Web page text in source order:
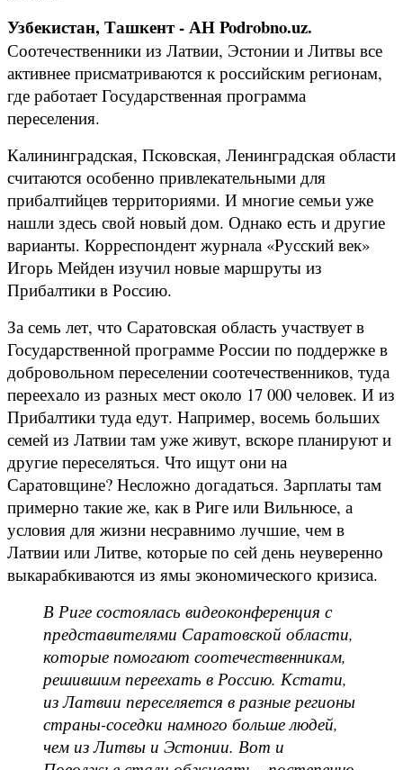
Узбекистан, Ташкент - АН Podrobno.uz.
Соотечественники из Латвии, Эстонии и Литвы все
активнее присматриваются к российским регионам,
где работает Государственная программа
переселения.
Калининградская, Псковская, Ленинградская области
считаются особенно привлекательными для
прибалтийцев территориями. И многие семьи уже
нашли здесь свой новый дом. Однако есть и другие
варианты. Корреспондент журнала «Русский век»
Игорь Мейден изучил новые маршруты из
Прибалтики в Россию.
За семь лет, что Саратовская область участвует в
Государственной программе России по поддержке в
добровольном переселении соотечественников, туда
переехало из разных мест около 17 000 человек. И из
Прибалтики туда едут. Например, восемь больших
семей из Латвии там уже живут, вскоре планируют и
другие переселяться. Что ищут они на
Саратовщине? Несложно догадаться. Зарплаты там
примерно такие же, как в Риге или Вильнюсе, а
условия для жизни несравнимо лучшие, чем в
Латвии или Литве, которые по сей день неуверенно
выкарабкиваются из ямы экономического кризиса.
В Риге состоялась видеоконференция с
представителями Саратовской области,
которые помогают соотечественникам,
решившим переехать в Россию. Кстати,
из Латвии переселяется в разные регионы
страны-соседки намного больше людей,
чем из Литвы и Эстонии. Вот и